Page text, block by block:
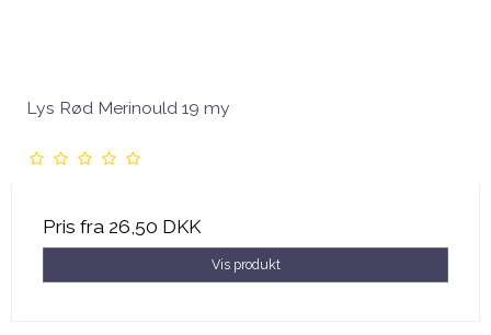
Lys Rød Merinould 19 my
Pris fra 26,50 DKK
Vis produkt